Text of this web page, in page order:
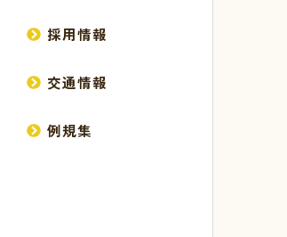
採用情報
交通情報
例規集